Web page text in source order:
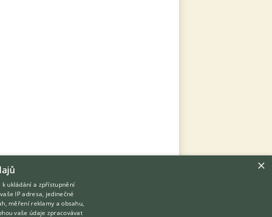
×
ukládání a zpřístupnění
IP adresa, jedinečné
měření reklamy a obsahu,
vaše údaje zpracovávat